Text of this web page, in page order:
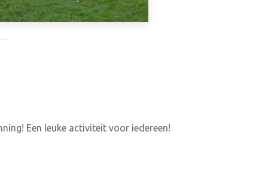
Een leuke activiteit voor iedereen!